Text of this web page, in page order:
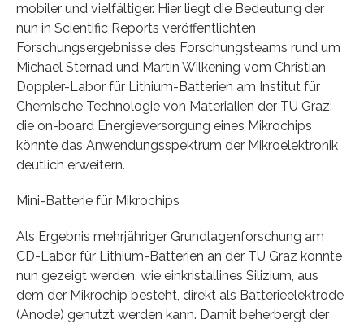
mobiler und vielfältiger. Hier liegt die Bedeutung der
nun in Scientific Reports veröffentlichten
Forschungsergebnisse des Forschungsteams rund um
Michael Sternad und Martin Wilkening vom Christian
Doppler-Labor für Lithium-Batterien am Institut für
Chemische Technologie von Materialien der TU Graz:
die on-board Energieversorgung eines Mikrochips
könnte das Anwendungsspektrum der Mikroelektronik
deutlich erweitern.
Mini-Batterie für Mikrochips
Als Ergebnis mehrjähriger Grundlagenforschung am
CD-Labor für Lithium-Batterien an der TU Graz konnte
nun gezeigt werden, wie einkristallines Silizium, aus
dem der Mikrochip besteht, direkt als Batterieelektrode
(Anode) genutzt werden kann. Damit beherbergt der